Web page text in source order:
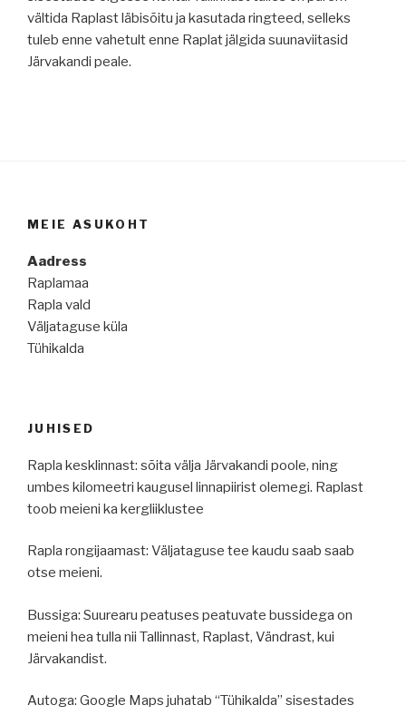
vältida Raplast läbisõitu ja kasutada ringteed, selleks
tuleb enne vahetult enne Raplat jälgida suunaviitasid
Järvakandi peale.
MEIE ASUKOHT
Aadress
Raplamaa
Rapla vald
Väljataguse küla
Tühikalda
JUHISED
Rapla kesklinnast: sõita välja Järvakandi poole, ning
umbes kilomeetri kaugusel linnapiirist olemegi. Raplast
toob meieni ka kergliiklustee
Rapla rongijaamast: Väljataguse tee kaudu saab saab
otse meieni.
Bussiga: Suurearu peatuses peatuvate bussidega on
meieni hea tulla nii Tallinnast, Raplast, Vändrast, kui
Järvakandist.
Autoga: Google Maps juhatab “Tühikalda” sisestades